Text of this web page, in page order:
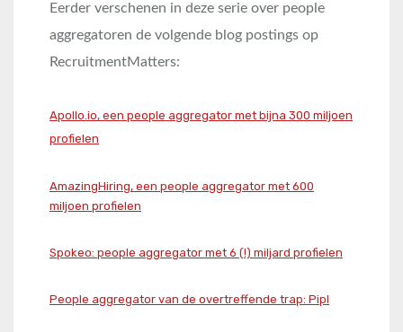
Eerder verschenen in deze serie over people
aggregatoren de volgende blog postings op
RecruitmentMatters:
Apollo.io, een people aggregator met bijna 300 miljoen
profielen
AmazingHiring, een people aggregator met 600
miljoen profielen
Spokeo: people aggregator met 6 (!) miljard profielen
People aggregator van de overtreffende trap: Pipl